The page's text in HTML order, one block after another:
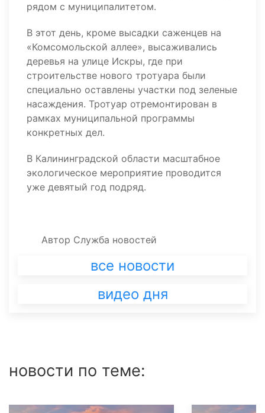
рядом с муниципалитетом.
В этот день, кроме высадки саженцев на
«Комсомольской аллее», высаживались
деревья на улице Искры, где при
строительстве нового тротуара были
специально оставлены участки под зеленые
насаждения. Тротуар отремонтирован в
рамках муниципальной программы
конкретных дел.
В Калининградской области масштабное
экологическое мероприятие проводится
уже девятый год подряд.
Автор Служба новостей
все новости
видео дня
новости по теме: